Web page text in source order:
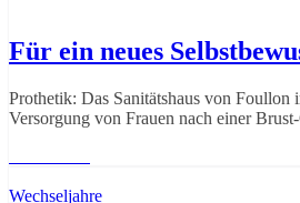
Für ein neues
Prothetik: Das Sanitätshaus von Foullon
Versorgung von Frauen nach einer
Wechseljahre